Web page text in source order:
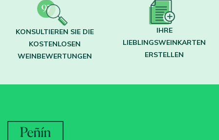
KONSULTIEREN SIE DIE
KOSTENLOSEN
WEINBEWERTUNGEN
IHRE
LIEBLINGSWEINKARTEN
ERSTELLEN